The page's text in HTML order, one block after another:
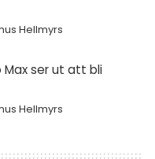
Hellmyrs
Max ser ut att bli
Hellmyrs